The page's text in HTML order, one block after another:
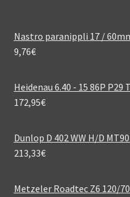
Nastro paranippli 17 /
9,76€
Heidenau 6.40 - 15 86P P29
172,95€
Dunlop D 402 WW H/D
213,33€
Metzeler Roadtec Z6 120/